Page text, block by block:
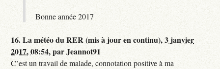
Bonne année 2017
16.La météo du RER (mis à jour en continu),3 janvier
2017, 08:54,parJeannot91
C’est un travail de malade, connotation positive à ma